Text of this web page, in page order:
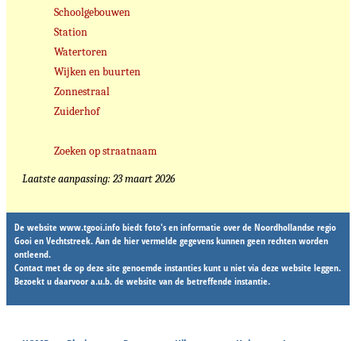
Schoolgebouwen
Station
Watertoren
Wijken en buurten
Zonnestraal
Zuiderhof
Zoeken op straatnaam
Laatste aanpassing: 23 maart 2026
De website www.tgooi.info biedt foto's en informatie over de Noordhollandse regio
Gooi en Vechtstreek. Aan de hier vermelde gegevens kunnen geen rechten worden
ontleend.
Contact met de op deze site genoemde instanties kunt u niet via deze website leggen.
Bezoekt u daarvoor a.u.b. de website van de betreffende instantie.